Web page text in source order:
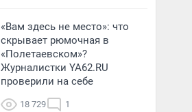
«Вам здесь не место»: что
скрывает рюмочная в
«Полетаевском»?
Журналистки YA62.RU
проверили на себе
18 729 1